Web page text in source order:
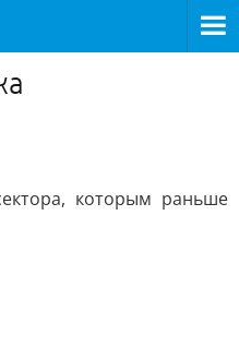
которым раньше